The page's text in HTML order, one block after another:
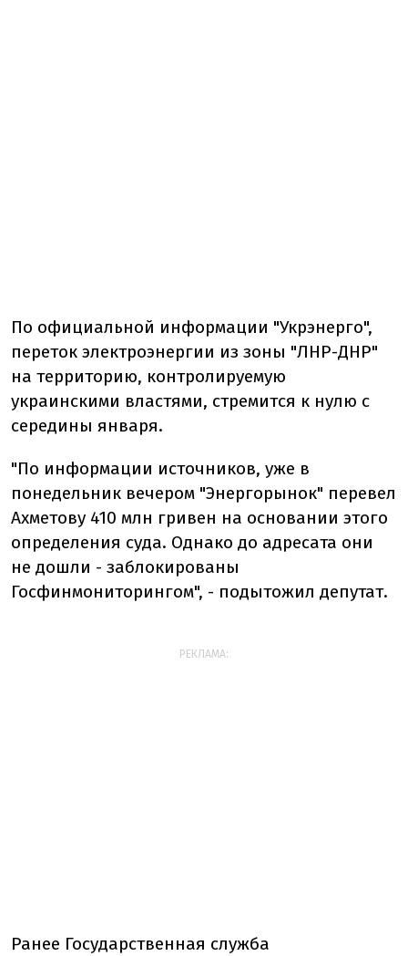
По официальной информации "Укрэнерго",
переток электроэнергии из зоны "ЛНР-ДНР"
на территорию, контролируемую
украинскими властями, стремится к нулю с
середины января.
"По информации источников, уже в
понедельник вечером "Энергорынок" перевел
Ахметову 410 млн гривен на основании этого
определения суда. Однако до адресата они
не дошли - заблокированы
Госфинмониторингом", - подытожил депутат.
РЕКЛАМА:
Ранее Государственная служба